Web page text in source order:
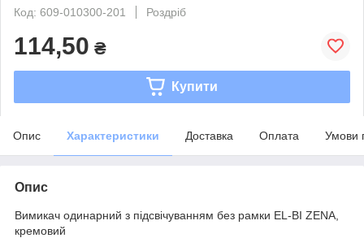
Код: 609-010300-201
Роздріб
114,50 ₴
Купити
Опис Характеристики Доставка Оплата Умови
Опис
Вимикач одинарний з підсвічуванням без рамки EL-BI ZENA,
кремовий